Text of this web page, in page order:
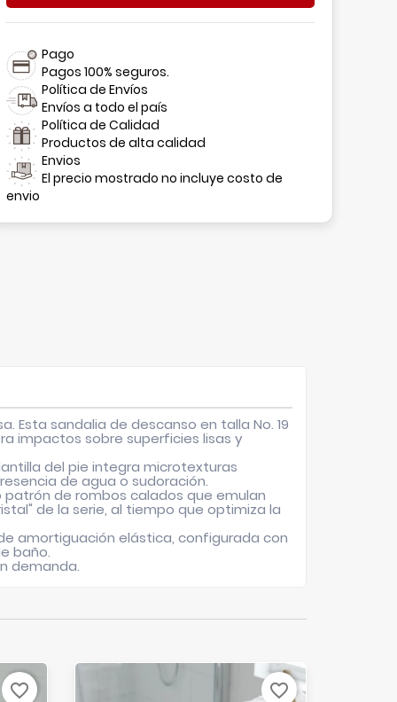
Pago
Pagos 100% seguros.
Política de Envíos
Envíos a todo el país
Política de Calidad
Productos de alta calidad
Envios
El precio mostrado no incluye costo de
envio
Esta sandalia de descanso en talla No. 19
impactos sobre superficies lisas y
del pie integra microtexturas
de agua o sudoración.
patrón de rombos calados que emulan
de la serie, al tiempo que optimiza la
amortiguación elástica, configurada con
baño.
demanda.
favorite_border favorite_border